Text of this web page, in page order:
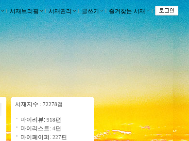
ｌ서재브리핑 ｌ서재관리 ｌ글쓰기 ｌ즐겨찾는 서재 ｌ
서재지수 : 72278점
마이리뷰: 918편
마이리스트: 4편
마이페이퍼: 227편